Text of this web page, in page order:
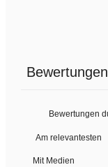
Bewertungen
Mit Medien